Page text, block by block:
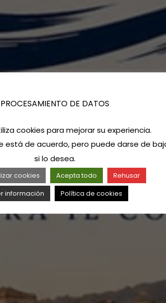
PROCESAMIENTO DE DATOS
cookies para mejorar su experiencia.
está de acuerdo, pero puede darse de
si lo desea.
cookies Acepta todo
Rehusar
información
Política de cookies